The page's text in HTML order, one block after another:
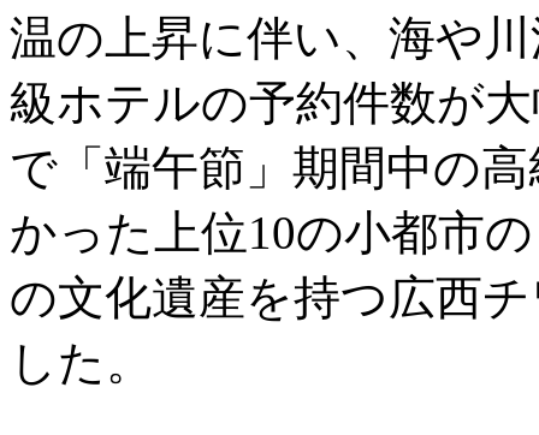
温の上昇に伴い、海や
級ホテルの予約件数が
で「端午節」期間中の
かった上位10の小都市
の文化遺産を持つ広西
した。